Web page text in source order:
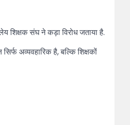
शिक्षक संघ ने कड़ा विरोध जताया है.
अव्यवहारिक है, बल्कि शिक्षकों